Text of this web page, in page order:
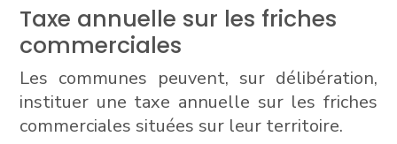
Taxe annuelle sur les friches
commerciales
Les communes peuvent, sur délibération,
instituer une taxe annuelle sur les friches
commerciales situées sur leur territoire.